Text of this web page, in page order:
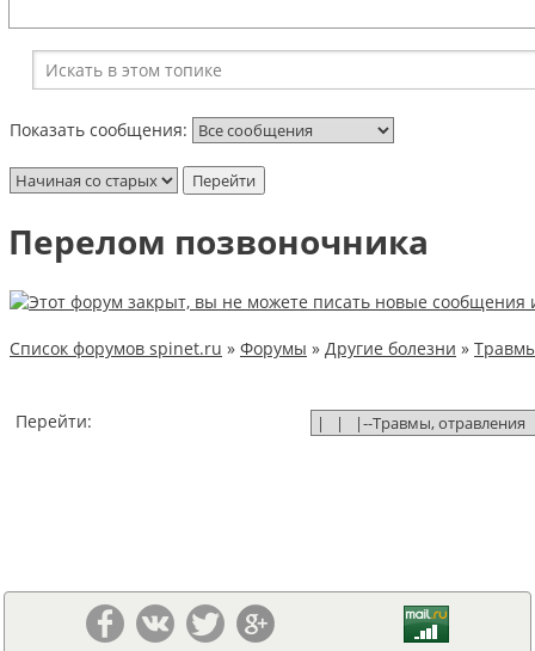
Показать сообщения:
Перелом позвоночника
Список форумов spinet.ru » Форумы » Другие болезни »
Перейти: